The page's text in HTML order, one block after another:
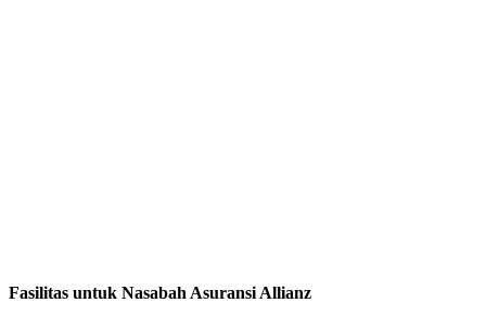
Fasilitas untuk Nasabah Asuransi Allianz